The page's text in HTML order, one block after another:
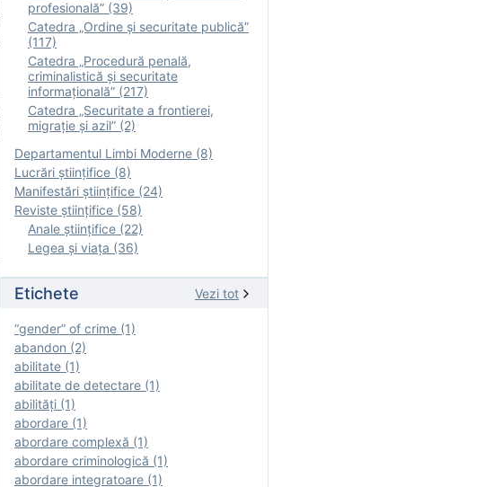
profesională” (39)
Catedra „Ordine și securitate publică”
(117)
Catedra „Procedură penală,
criminalistică și securitate
informațională” (217)
Catedra „Securitate a frontierei,
migrație și azil” (2)
Departamentul Limbi Moderne (8)
Lucrări științifice (8)
Manifestări ştiinţifice (24)
Reviste ştiinţifice (58)
Anale ştiinţifice (22)
Legea şi viaţa (36)
Etichete Vezi tot
“gender” of crime (1)
abandon (2)
abilitate (1)
abilitate de detectare (1)
abilităţi (1)
abordare (1)
abordare complexă (1)
abordare criminologică (1)
abordare integratoare (1)